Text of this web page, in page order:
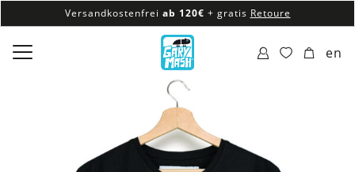
Versandkostenfrei ab 120€ + gratis Retoure
100% veganes & fair produziertes Sortiment
Versandkostenfrei ab 120€
en